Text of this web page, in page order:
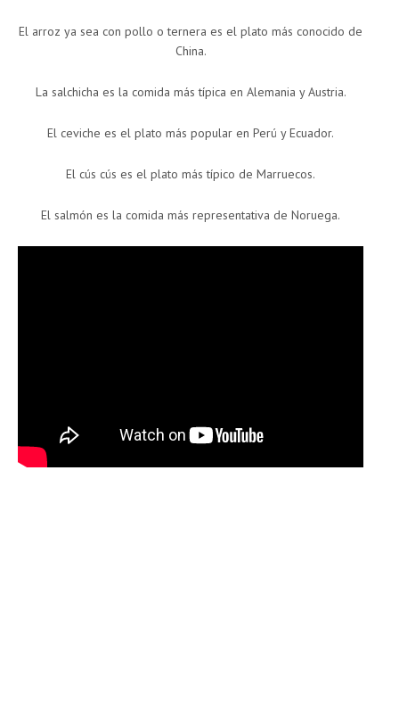
El arroz ya sea con pollo o ternera es el plato más conocido de
China.
La salchicha es la comida más típica en Alemania y Austria.
El ceviche es el plato más popular en Perú y Ecuador.
El cús cús es el plato más típico de Marruecos.
El salmón es la comida más representativa de Noruega.